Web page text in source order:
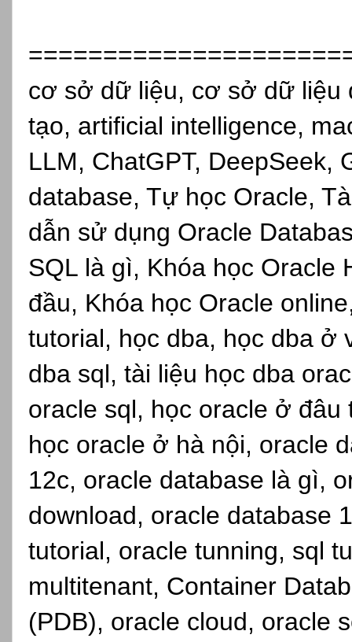
cơ sở dữ liệu, cơ sở dữ liệu
tạo, artificial intelligence,
LLM, ChatGPT, DeepSeek,
database, Tự học Oracle,
dẫn sử dụng Oracle
SQL là gì, Khóa học Oracle
đầu, Khóa học Oracle
tutorial, học dba, học dba ở
dba sql, tài liệu học dba
oracle sql, học oracle ở
học oracle ở hà nội, oracle
12c, oracle database là gì,
download, oracle database
tutorial, oracle tunning, sql
multitenant, Container
(PDB), oracle cloud, oracle